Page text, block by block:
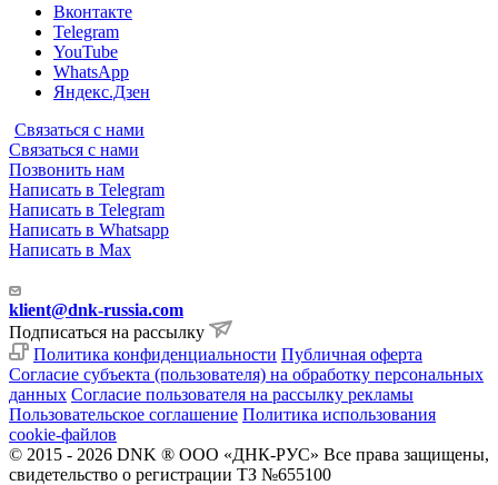
Вконтакте
Telegram
YouTube
WhatsApp
Яндекс.Дзен
Связаться с нами
Связаться с нами
Позвонить нам
Написать в Telegram
Написать в Telegram
Написать в Whatsapp
Написать в Max
klient@dnk-russia.com
Подписаться на рассылку
Политика конфиденциальности Публичная оферта
Согласие субъекта (пользователя) на обработку персональных
данных Согласие пользователя на рассылку рекламы
Пользовательское соглашение Политика использования
cookie-файлов
© 2015 - 2026 DNK ® ООО «ДНК-РУС» Все права защищены,
свидетельство о регистрации ТЗ №655100